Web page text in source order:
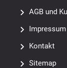
AGB und
Impressum
Kontakt
Sitemap